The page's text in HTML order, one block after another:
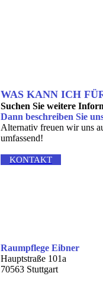
WAS KANN ICH
Suchen Sie weitere
Dann beschreiben Sie
Alternativ freuen wir uns
umfassend!
KONTAKT
Raumpflege Eibner
Hauptstraße 101a
70563 Stuttgart